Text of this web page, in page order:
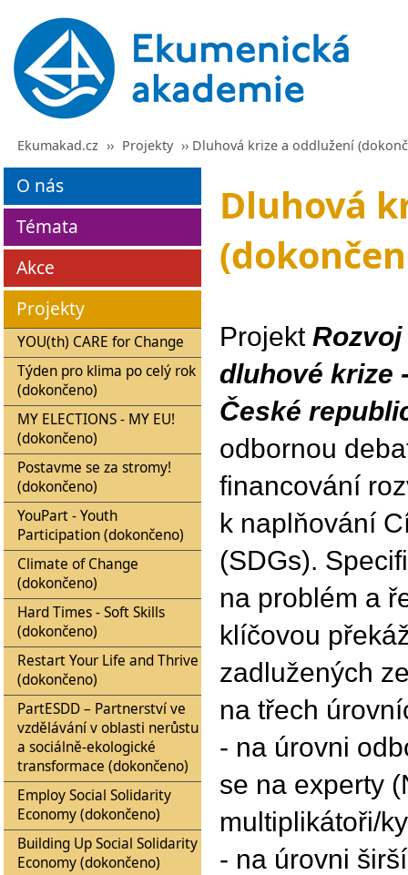
Ekumakad.cz ›› Projekty ›› Dluhová krize a oddlužení
O nás
Témata
Akce
Projekty
YOU(th) CARE for Change
Týden pro klima po celý rok
(dokončeno)
MY ELECTIONS - MY EU!
(dokončeno)
Postavme se za stromy!
(dokončeno)
YouPart - Youth
Participation (dokončeno)
Climate of Change
(dokončeno)
Hard Times - Soft Skills
(dokončeno)
Restart Your Life and Thrive
(dokončeno)
PartESDD – Partnerství ve
vzdělávání v oblasti nerůstu
a sociálně-ekologické
transformace (dokončeno)
Employ Social Solidarity
Economy (dokončeno)
Building Up Social Solidarity
Economy (dokončeno)
Dluhová
Projekt
dluhové krize
České
odbornou
financování
k naplňování
(SDGs).
na problém a
klíčovou
zadlužených
na třech
- na úrovni
se na experty
multiplikátoři/
- na úrovni